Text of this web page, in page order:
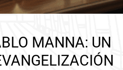
MANNA: UN